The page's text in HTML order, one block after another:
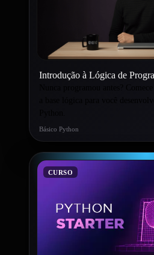
Introdução à Lógica de
Nunca programou antes?
a base lógica para você
Básico Python
CURSO